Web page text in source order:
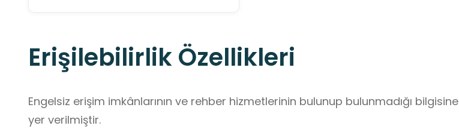
Erişilebilirlik Özellikleri
Engelsiz erişim imkânlarının ve rehber hizmetlerinin bulunup bulunmadığı bilgisine
yer verilmiştir.